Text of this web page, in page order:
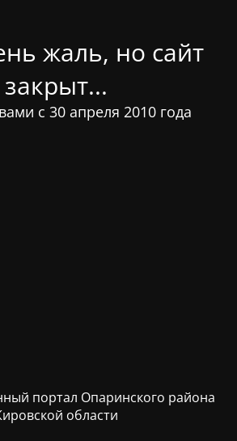
жаль, но сайт
закрыт...
с 30 апреля 2010 года
портал Опаринского района
области